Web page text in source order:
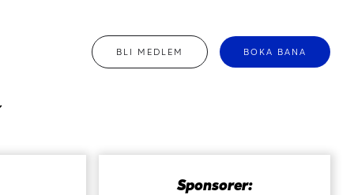
BLI MEDLEM BOKA BANA
Sponsorer: